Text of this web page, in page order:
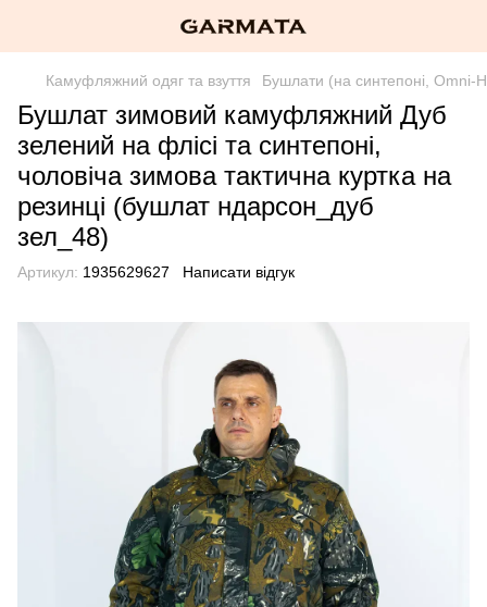
Камуфляжний одяг та взуття Бушлати (на синтепоні, Omni-
Бушлат зимовий камуфляжний Дуб
зелений на флісі та синтепоні,
чоловіча зимова тактична куртка на
резинці (бушлат ндарсон_дуб
зел_48)
Артикул: 1935629627 Написати відгук